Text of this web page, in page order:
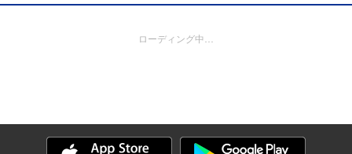
ローディング中…